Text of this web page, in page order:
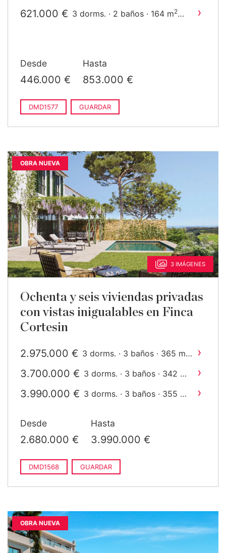
621.000 € 3 dorms. · 2 baños · 164 m2 ›
Desde
446.000 €
Hasta
853.000 €
DMD1577 GUARDAR
OBRA NUEVA
3 IMÁGENES
Ochenta y seis viviendas privadas
con vistas inigualables en Finca
Cortesin
2.975.000 € 3 dorms. · 3 baños · 365 m ›
3.700.000 € 3 dorms. · 3 baños · 342 m ›
3.990.000 € 3 dorms. · 3 baños · 355 m ›
Desde
2.680.000 €
Hasta
3.990.000 €
DMD1568 GUARDAR
OBRA NUEVA